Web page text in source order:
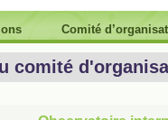
Comité
comité